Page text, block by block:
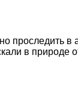
проследить в
в природе